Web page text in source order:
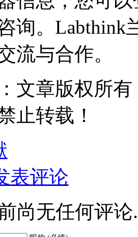
询。Labthink
流与合作。
文章版权所
止转载！
表评论
尚无任何评论.